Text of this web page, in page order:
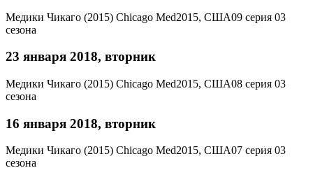
Медики Чикаго (2015) Chicago Med2015, США09 серия 03
сезона
23 января 2018, вторник
Медики Чикаго (2015) Chicago Med2015, США08 серия 03
сезона
16 января 2018, вторник
Медики Чикаго (2015) Chicago Med2015, США07 серия 03
сезона